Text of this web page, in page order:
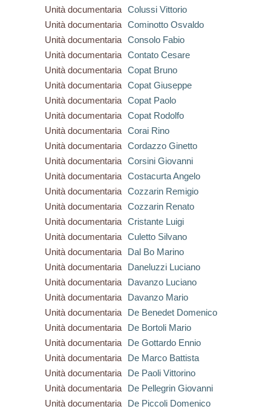
Unità documentaria
Colussi Vittorio
Unità documentaria
Cominotto Osvaldo
Unità documentaria
Consolo Fabio
Unità documentaria
Contato Cesare
Unità documentaria
Copat Bruno
Unità documentaria
Copat Giuseppe
Unità documentaria
Copat Paolo
Unità documentaria
Copat Rodolfo
Unità documentaria
Corai Rino
Unità documentaria
Cordazzo Ginetto
Unità documentaria
Corsini Giovanni
Unità documentaria
Costacurta Angelo
Unità documentaria
Cozzarin Remigio
Unità documentaria
Cozzarin Renato
Unità documentaria
Cristante Luigi
Unità documentaria
Culetto Silvano
Unità documentaria
Dal Bo Marino
Unità documentaria
Daneluzzi Luciano
Unità documentaria
Davanzo Luciano
Unità documentaria
Davanzo Mario
Unità documentaria
De Benedet Domenico
Unità documentaria
De Bortoli Mario
Unità documentaria
De Gottardo Ennio
Unità documentaria
De Marco Battista
Unità documentaria
De Paoli Vittorino
Unità documentaria
De Pellegrin Giovanni
Unità documentaria
De Piccoli Domenico